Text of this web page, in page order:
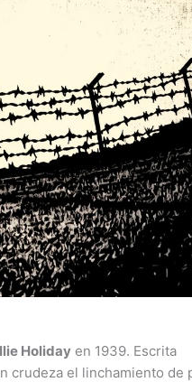
Holiday en 1939. Escrita
crudeza el linchamiento de